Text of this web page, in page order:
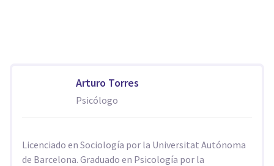
Arturo Torres
Psicólogo
Licenciado en Sociología por la Universitat Autónoma
de Barcelona. Graduado en Psicología por la